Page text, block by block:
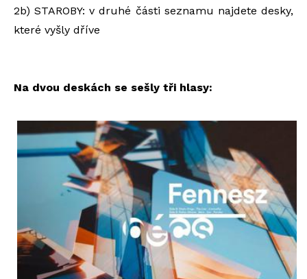
2b) STAROBY: v druhé části seznamu najdete desky,
které vyšly dříve
Na dvou deskách se sešly tři hlasy: